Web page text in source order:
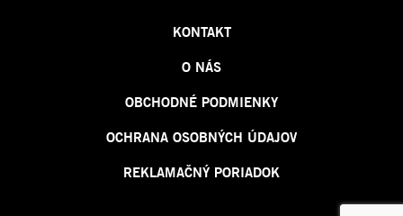
KONTAKT
O NÁS
OBCHODNÉ PODMIENKY
OCHRANA OSOBNÝCH ÚDAJOV
REKLAMAČNÝ PORIADOK